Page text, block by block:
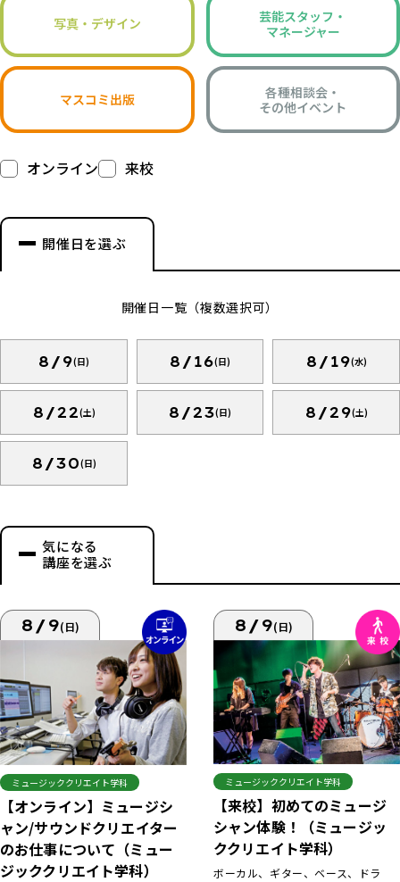
写真・デザイン
芸能スタッフ・
マネージャー
マスコミ出版
各種相談会・
その他イベント
オンライン 来校
開催日を選ぶ
開催日一覧（複数選択可）
8/9(日) 8/16(日) 8/19(水)
8/22(土) 8/23(日) 8/29(土)
8/30(日)
気になる
講座を選ぶ
8/9(日)
ミュージッククリエイト学科
【オンライン】ミュージシ
ャン/サウンドクリエイター
のお仕事について（ミュー
ジッククリエイト学科）
8/9(日)
ミュージッククリエイト学科
【来校】初めてのミュージ
シャン体験！（ミュージッ
ククリエイト学科）
ボーカル、ギター、ベース、ドラ